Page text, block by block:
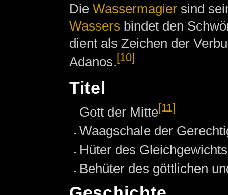
Die Wassermagiersind
Wassers bindet den
dient als Zeichen der
Adanos.[10]
Titel
Gott der Mitte[11]
Waagschale der
Hüter des Gleichgewichts
Behüter des göttlichen